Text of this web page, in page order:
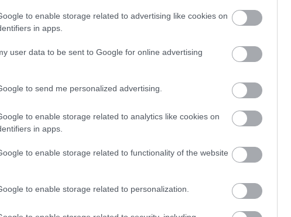
to enable storage related to advertising like cookies on
in apps.
user data to be sent to Google for online advertising
to send me personalized advertising.
to enable storage related to analytics like cookies on
in apps.
to enable storage related to functionality of the website
to enable storage related to personalization.
által megosztott bejegyzés
čoraz viac ľudí fascinovaných
zážitku“. Niektorí dokonca prenocujú